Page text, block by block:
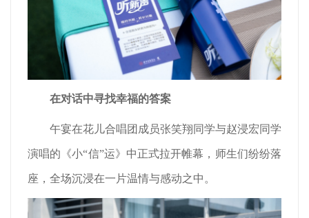
在对话中寻找幸福的答案
午宴在花儿合唱团成员张笑翔同学与赵浸宏同学
演唱的《小“信”运》中正式拉开帷幕，师生们纷纷落
座，全场沉浸在一片温情与感动之中。